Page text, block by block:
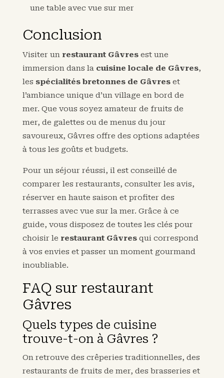
une table avec vue sur mer
Conclusion
Visiter un restaurant Gâvresest une
immersion dans la cuisine locale de Gâvres,
les spécialités bretonnes de Gâvreset
l’ambiance unique d’un village en bord de
mer. Que vous soyez amateur de fruits de
mer, de galettes ou de menus du jour
savoureux, Gâvres offre des options adaptées
à tous les goûts et budgets.
Pour un séjour réussi, il est conseillé de
comparer les restaurants, consulter les avis,
réserver en haute saison et profiter des
terrasses avec vue sur la mer. Grâce à ce
guide, vous disposez de toutes les clés pour
choisir le restaurant Gâvresqui correspond
à vos envies et passer un moment gourmand
inoubliable.
FAQ sur restaurant
Gâvres
Quels types de cuisine
trouve-t-on à Gâvres ?
On retrouve des crêperies traditionnelles, des
restaurants de fruits de mer, des brasseries et